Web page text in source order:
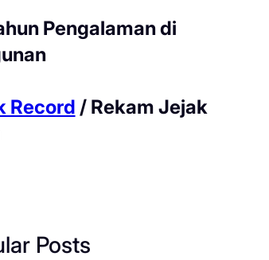
Pengalaman di
Record / Rekam Jejak
Posts